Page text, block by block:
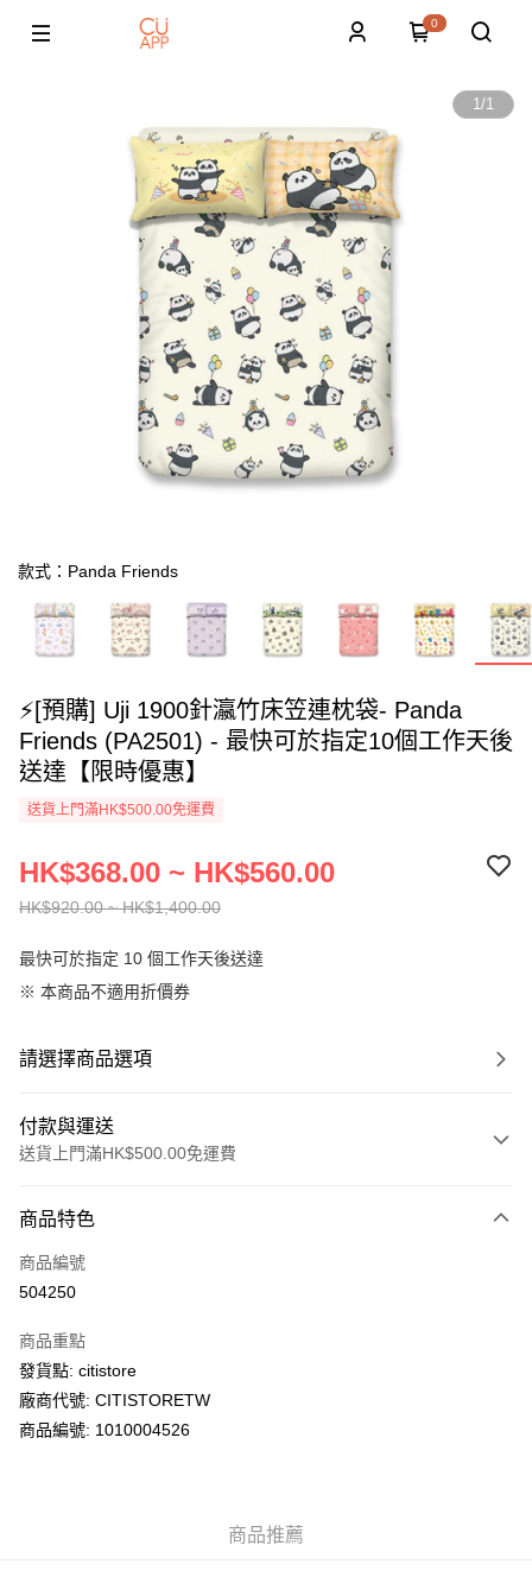
0
1/1
款式：Panda Friends
⚡[預購] Uji 1900針瀛竹床笠連枕袋- Panda
Friends (PA2501) - 最快可於指定10個工作天後
送達【限時優惠】
送貨上門滿HK$500.00免運費
HK$920.00 ~ HK$1,400.00
HK$368.00 ~ HK$560.00
最快可於指定 10 個工作天後送達
※ 本商品不適用折價券
請選擇商品選項
付款與運送
送貨上門滿HK$500.00免運費
信用卡
AlipayHK
WeChat Pay
送貨方式
商品特色
商品編號
504250
商品重點
發貨點: citistore
廠商代號: CITISTORETW
商品編號: 1010004526
商品推薦